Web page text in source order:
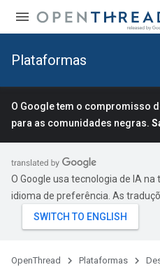
Plataformas
O Google tem o compromisso
para as comunidades negras.
O Google usa tecnologia de IA
idioma de preferência. As
OpenThread Plataformas